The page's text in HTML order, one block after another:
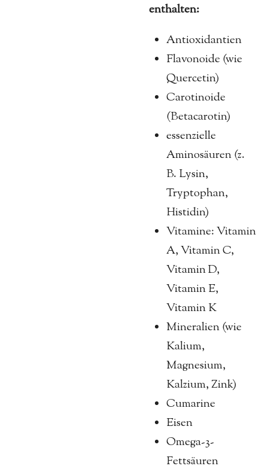
enthalten:
Antioxidantien
Flavonoide (wie
Quercetin)
Carotinoide
(Betacarotin)
essenzielle
Aminosäuren (z.
B. Lysin,
Tryptophan,
Histidin)
Vitamine: Vitamin
A, Vitamin C,
Vitamin D,
Vitamin E,
Vitamin K
Mineralien (wie
Kalium,
Magnesium,
Kalzium, Zink)
Cumarine
Eisen
Omega-3-
Fettsäuren